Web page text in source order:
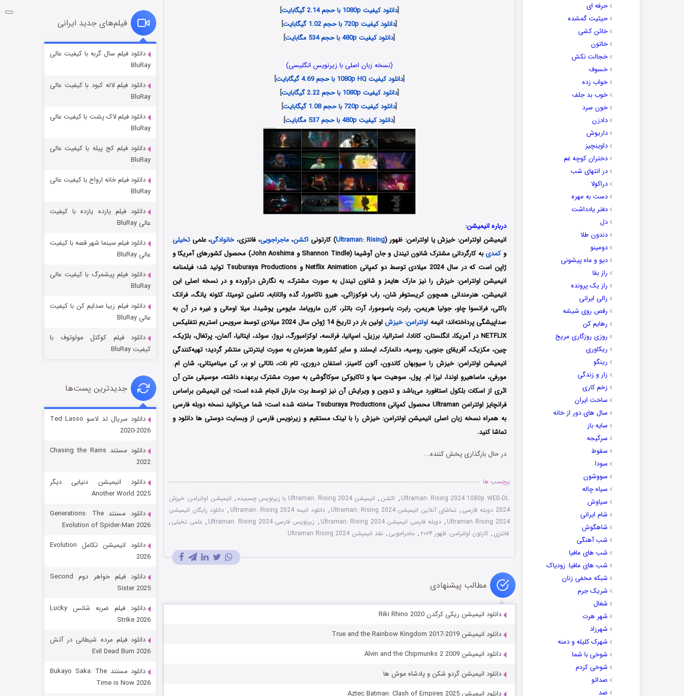
حرفه ای
حیثیت گمشده
خائن کشی
خاتون
خجالت نکش
خسوف
خواب زده
خوب بد جلف
خون سرد
دادزن
داریوش
داوینچیز
دختران کوچه غم
در انتهای شب
دراکولا
دست به مهره
دفتر یادداشت
دل
دندون طلا
دومینو
دیو و ماه پیشونی
راز بقا
راز یک پرونده
رالی ایرانی
رقص روی شیشه
رهایم کن
روزی روزگاری مریخ
ریکاوری
رینگو
زار و زندگی
زخم کاری
ساخت ایران
سال های دور از خانه
سایه باز
سرگیجه
سقوط
سودا
سووشون
سیاه چاله
سیاوش
شام ایرانی
شاهگوش
شب آهنگی
شب های مافیا
شب های مافیا: زودیاک
شبکه مخفی زنان
شریک جرم
شغال
شهر هرت
شهرزاد
شهرک کلیله و دمنه
شوخی با شما
شوخی کردم
صداتو
ضد
[دانلود کیفیت 1080p با حجم 2.14 گیگابایت
]
[دانلود کیفیت 720p با حجم 1.02 گیگابایت
]
[دانلود کیفیت 480p با حجم 534 مگابایت ]
(نسخه زبان اصلی با زیرنویس انگلیسی)
[دانلود کیفیت 1080p HQ با حجم 4.69 گیگابایت
]
[دانلود کیفیت 1080p با حجم 2.22 گیگابایت
]
[دانلود کیفیت 720p با حجم 1.08 گیگابایت
]
[دانلود کیفیت 480p با حجم 537 مگابایت ]
درباره انیمیشن:
انیمیشن اولترامن: خیزش یا اولترامن: ظهور(
Ultraman: Rising) کارتونی اکشن،ماجراجویی، فانتزی،خانوادگی، علمیتخیلی
وکمدی
به کارگردانی مشترک شانون تیندل و جان آوشیما (Shannon Tindle و John Aoshima) محصول کشورهای آمریکا و
ژاپن است که در سال 2024 میلادی توسط دو کمپانی Netflix Animation و Tsuburaya Productions تولید شد؛ فیلمنامه
انیمیشناولترامن: خیزشرا نیز مارک هایمز و شانون تیندل به صورت مشترک، به نگارش درآورده‌‌‌‌‌‌ و در نسخه اصلی این
انیمیشن، هنرمندانی همچون کریستوفر شان، راب فوکوزاکی، هیرو ناکامورا، گده واتانابه، تاملین تومیتا، کئونه یانگ، فرانک
باکلی، فرانسوا چاو، جولیا هریمن، رابرت یاسومورا، آرت باتلر، کارن مارویاما، مایومی یوشیدا، میلا اومالی و غیره در آن به
صداپیشگی پرداخته‌اند؛ انیمه اولترامن: خیزش
اولین بار در تاریخ 14 ژوئن سال 2024 میلادی توسط سرویس استریم نتفلیکس
NETFLIX در آمریکا، انگلستان، کانادا، استرالیا، برزیل، اسپانیا، فرانسه، لوکزامبورگ، نروژ، سوئد، ایتالیا، آلمان، پرتغال، بلژیک،
چین، مکزیک، آفریقای جنوبی، روسیه، دانمارک، ایسلند و سایر کشورها همزمان به صورت اینترنتی منتشر گردید؛ تهیه‌کنندگی
انیمیشناولترامن: خیزشرا سیوبهان کاندون، آلون کامینز، استفان دروری، تام نات، ناتالی لو بر، کی مینامیتانی، شان ام.
مورفی، ماساهیرو اوندا، لیزا ام. پول، سوهیت سها و تاکایوکی سوکاگوشی به صورت مشترک برعهده داشته، موسیقی متن آن
اثری از اسکات بلکول استافورد می‌باشد و تدوین و ویرایش آن نیز توسط برت مارنل انجام شده است؛ این انیمیشن براساس
فرانچایز اولترامن Ultraman محصول کمپانی Tsuburaya Productions ساخته شده است؛ شما می‌توانید نسخه دوبله فارسی
به همراه نسخه زبان اصلی انیمیشن اولترامن: خیزش را با لینک مستقیم و زیرنویس فارسی از وبسایت دوستی ها دانلود و
تماشا کنید.
در حال بارگذاری پخش کننده...
برچسب ها
Ultraman: Rising 2024 1080p WEB-DL
, اکشن , انیمیشن Ultraman: Rising 2024 با زیرنویس چسبیده , انیمیشن اولترامن: خیزش
2024 دوبله فارسی
, تماشای آنلاین انیمیشن Ultraman: Rising 2024 , دانلود انیمه Ultraman: Rising 2024 , دانلود رایگان انیمیشن
Ultraman Rising 2024
, دوبله فارسی انیمیشن Ultraman: Rising 2024 , زیرنویس فارسی Ultraman: Rising 2024 , علمی تخیلی ,
فانتزی , کارتون اولترامن: ظهور ۲۰۲۴ , ماجراجویی , نقد انیمیشن Ultraman Rising 2024
مطالب پیشنهادی
دانلود انیمیشن ریکی کرگدن Riki Rhino 2020
دانلود انیمیشن True and the Rainbow Kingdom 2017-2019
دانلود انیمیشن Alvin and the Chipmunks 2 2009
دانلود انیمیشن گردو شکن و پادشاه موش ها
دانلود انیمیشن Aztec Batman: Clash of Empires 2025
شوگر فصل ۲
قسمت
خاندان اژدها فصل ۳
جادوگری در مغولستان
قسمت
رویایی برای تو
قسمت
فیلم‌های جدید ایرانی
دانلود فیلم سال گربه با کیفیت عالی
BluRay
دانلود فیلم لاله کبود با کیفیت عالی
BluRay
دانلود فیلم لاک پشت با کیفیت عالی
BluRay
دانلود فیلم کج‌ پیله با کیفیت عالی
BluRay
دانلود فیلم خانه ارواح با کیفیت عالی
BluRay
دانلود فیلم یازده یازده با کیفیت
عالی BluRay
دانلود فیلم سینما شهر قصه با کیفیت
عالی BluRay
دانلود فیلم پیشمرگ با کیفیت عالی
BluRay
دانلود فیلم زیبا صدایم کن با کیفیت
عالی BluRay
دانلود فیلم کوکتل مولوتوف با
کیفیت BluRay
جدیدترین پست‌ها
دانلود سریال تد لاسو Ted Lasso
2020-2026
دانلود مستند Chasing the Rains
2022
دانلود انیمیشن دنیایی دیگر
Another World 2025
دانلود مستند Generations: The
Evolution of Spider-Man 2026
دانلود انیمیشن تکامل Evolution
2026
دانلود فیلم خواهر دوم Second
Sister 2025
دانلود فیلم ضربه شانس Lucky
Strike 2026
دانلود فیلم مرده شیطانی در آتش
Evil Dead Burn 2026
دانلود مستند Bukayo Saka: The
Time is Now 2026